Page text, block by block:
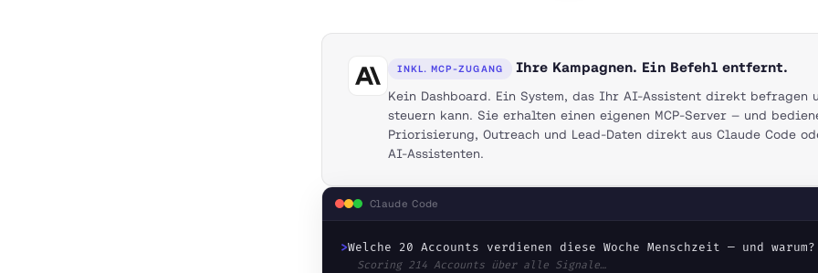
INKL. MCP-ZUGANG Ihre Kampagnen. Ein Befehl entfernt.
Kein Dashboard. Ein System, das Ihr AI-Assistent direkt befragen
steuern kann. Sie erhalten einen eigenen MCP-Server — und
Priorisierung, Outreach und Lead-Daten direkt aus Claude Code
AI-Assistenten.
Claude Code
>Welche 20 Accounts verdienen diese Woche Menschzeit — und warum?
Scoring 214 Accounts über alle Signale…